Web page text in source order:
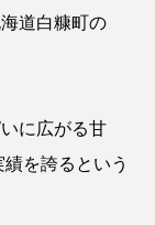
ターガー
道白糠町の
に広がる甘
を誇るという